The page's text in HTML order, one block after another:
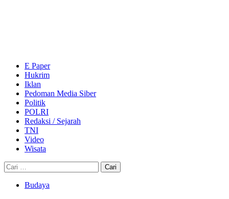
E Paper
Hukrim
Iklan
Pedoman Media Siber
Politik
POLRI
Redaksi / Sejarah
TNI
Video
Wisata
Cari
untuk:
Budaya